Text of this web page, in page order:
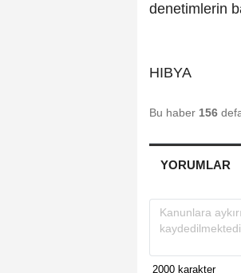
denetimlerin
HIBYA
Bu haber 156
YORUMLAR